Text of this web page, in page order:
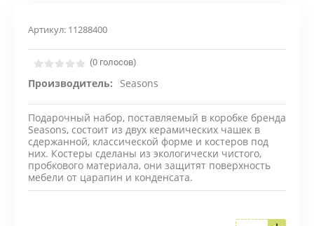
Артикул: 11288400
(0 голосов)
Производитель: Seasons
Подарочный набор, поставляемый в коробке бренда
Seasons, состоит из двух керамических чашек в
сдержанной, классической форме и костеров под
них. Костеры сделаны из экологически чистого,
пробкового материала, они защитят поверхность
мебели от царапин и конденсата.